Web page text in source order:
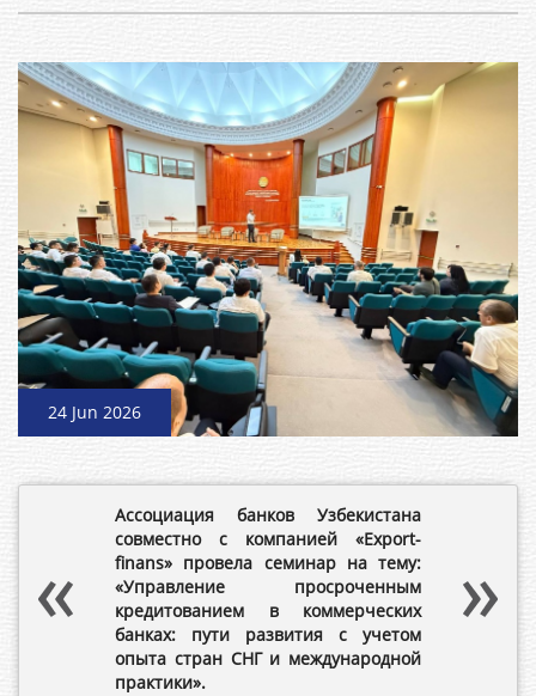
24 Jun 2026
Ассоциация банков Узбекистана
совместно с компанией «Export-
finans» провела семинар на тему:
«Управление просроченным
кредитованием в коммерческих
банках: пути развития с учетом
опыта стран СНГ и международной
практики».